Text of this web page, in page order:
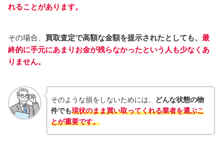
れることがあります。
その場合、 買取査定で高額な金額を提示されたとしても、 最
終的に手元にあまりお金が残らなかったという人も少なくあ
りません。
そのような損をしないためには、
どんな状態の物
件でも現状のまま買い取ってくれる業者を選ぶこ
とが重要です。